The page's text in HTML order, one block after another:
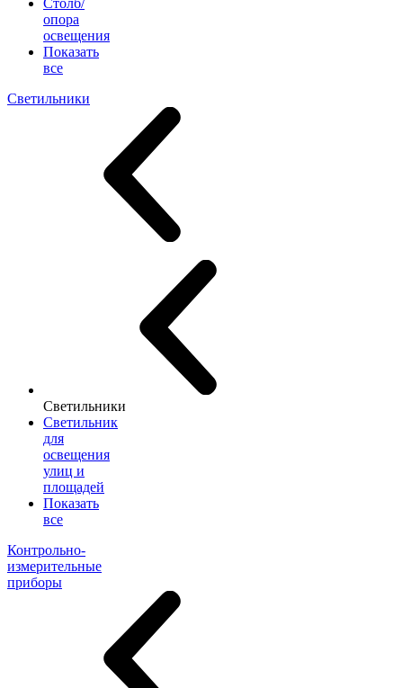
Столб/
опора
освещения
Показать
все
Светильники
Светильники
Светильник
для
освещения
улиц и
площадей
Показать
все
Контрольно-
измерительные
приборы